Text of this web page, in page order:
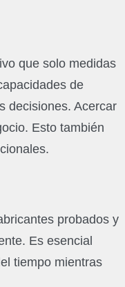
que solo medidas
de
decisiones. Acercar
Esto también
probados y
Es esencial
tiempo mientras